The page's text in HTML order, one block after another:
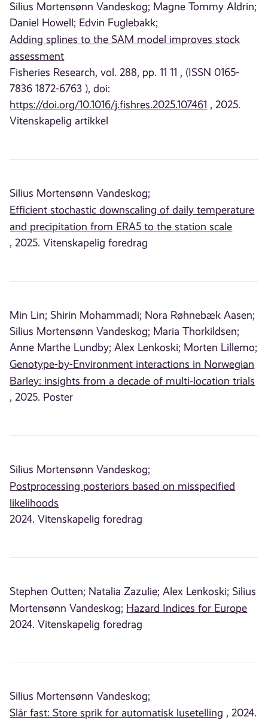
Silius Mortensønn Vandeskog; Magne Tommy Aldrin;
Daniel Howell; Edvin Fuglebakk;
Adding splines to the SAM model improves stock
assessment
Fisheries Research, vol. 288, pp. 11 11 , (ISSN 0165-
7836 1872-6763 ), doi:
https://doi.org/10.1016/j.fishres.2025.107461 , 2025.
Vitenskapelig artikkel
Silius Mortensønn Vandeskog;
Efficient stochastic downscaling of daily temperature
and precipitation from ERA5 to the station scale
, 2025. Vitenskapelig foredrag
Min Lin; Shirin Mohammadi; Nora Røhnebæk Aasen;
Silius Mortensønn Vandeskog; Maria Thorkildsen;
Anne Marthe Lundby; Alex Lenkoski; Morten Lillemo;
Genotype-by-Environment interactions in Norwegian
Barley: insights from a decade of multi-location trials
, 2025. Poster
Silius Mortensønn Vandeskog;
Postprocessing posteriors based on misspecified
likelihoods
2024. Vitenskapelig foredrag
Stephen Outten; Natalia Zazulie; Alex Lenkoski; Silius
Mortensønn Vandeskog; Hazard Indices for Europe
2024. Vitenskapelig foredrag
Silius Mortensønn Vandeskog;
Slår fast: Store sprik for automatisk lusetelling , 2024.